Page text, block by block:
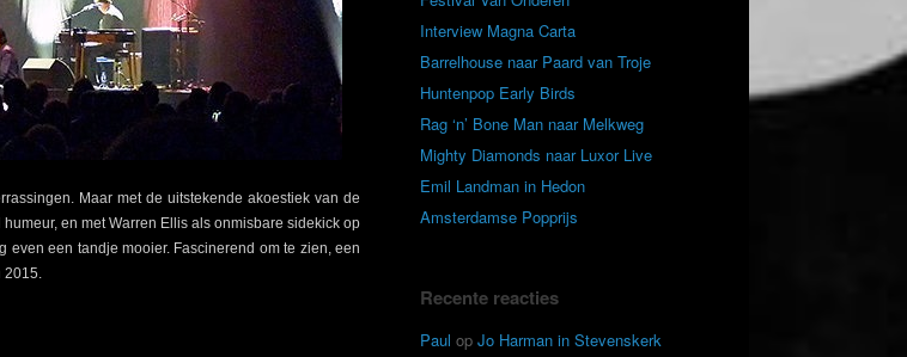
Maar met de uitstekende akoestiek van de
en met Warren Ellis als onmisbare sidekick op
een tandje mooier. Fascinerend om te zien, een
2015.
Interview Magna Carta
Barrelhouse naar Paard van Troje
Huntenpop Early Birds
Rag ‘n’ Bone Man naar Melkweg
Mighty Diamonds naar Luxor Live
Emil Landman in Hedon
Amsterdamse Popprijs
Recente reacties
Paul opJo Harman in Stevenskerk